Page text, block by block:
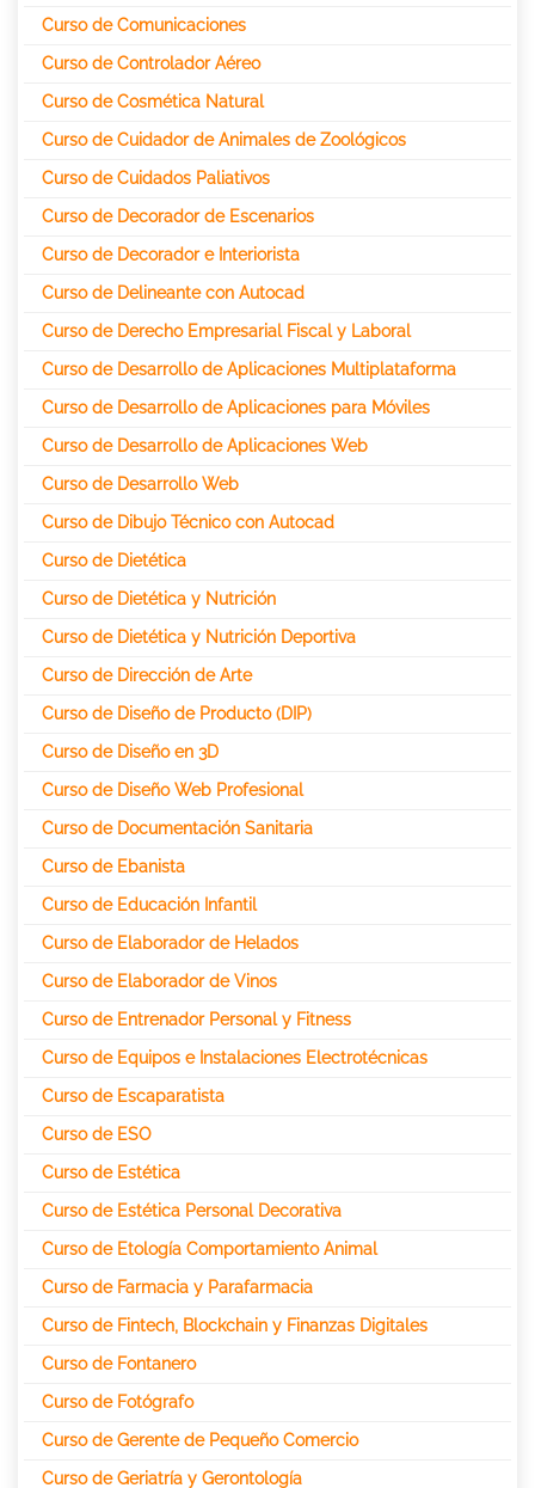
Curso de Comunicaciones
Curso de Controlador Aéreo
Curso de Cosmética Natural
Curso de Cuidador de Animales de Zoológicos
Curso de Cuidados Paliativos
Curso de Decorador de Escenarios
Curso de Decorador e Interiorista
Curso de Delineante con Autocad
Curso de Derecho Empresarial Fiscal y Laboral
Curso de Desarrollo de Aplicaciones Multiplataforma
Curso de Desarrollo de Aplicaciones para Móviles
Curso de Desarrollo de Aplicaciones Web
Curso de Desarrollo Web
Curso de Dibujo Técnico con Autocad
Curso de Dietética
Curso de Dietética y Nutrición
Curso de Dietética y Nutrición Deportiva
Curso de Dirección de Arte
Curso de Diseño de Producto (DIP)
Curso de Diseño en 3D
Curso de Diseño Web Profesional
Curso de Documentación Sanitaria
Curso de Ebanista
Curso de Educación Infantil
Curso de Elaborador de Helados
Curso de Elaborador de Vinos
Curso de Entrenador Personal y Fitness
Curso de Equipos e Instalaciones Electrotécnicas
Curso de Escaparatista
Curso de ESO
Curso de Estética
Curso de Estética Personal Decorativa
Curso de Etología Comportamiento Animal
Curso de Farmacia y Parafarmacia
Curso de Fintech, Blockchain y Finanzas Digitales
Curso de Fontanero
Curso de Fotógrafo
Curso de Gerente de Pequeño Comercio
Curso de Geriatría y Gerontología